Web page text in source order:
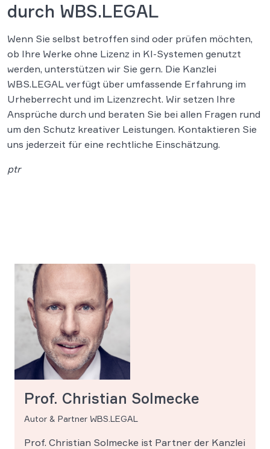
durch WBS.LEGAL
Wenn Sie selbst betroffen sind oder prüfen möchten,
ob Ihre Werke ohne Lizenz in KI-Systemen genutzt
werden, unterstützen wir Sie gern. Die Kanzlei
WBS.LEGAL verfügt über umfassende Erfahrung im
Urheberrecht und im Lizenzrecht. Wir setzen Ihre
Ansprüche durch und beraten Sie bei allen Fragen rund
um den Schutz kreativer Leistungen. Kontaktieren Sie
uns jederzeit für eine rechtliche Einschätzung.
ptr
Prof. Christian Solmecke
Autor & Partner WBS.LEGAL
Prof. Christian Solmecke ist Partner der Kanzlei